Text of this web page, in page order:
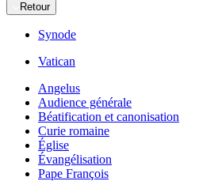
Retour
Synode
Vatican
Angelus
Audience générale
Béatification et canonisation
Curie romaine
Église
Évangélisation
Pape François